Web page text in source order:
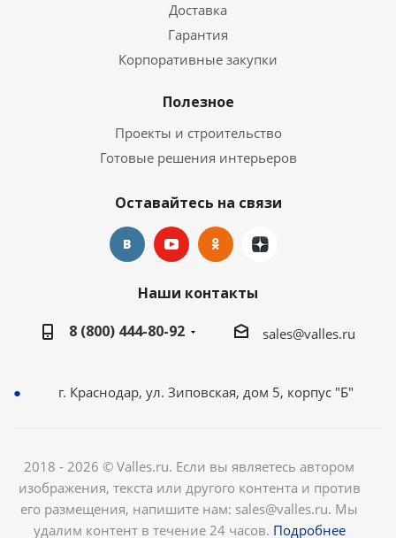
Доставка
Гарантия
Корпоративные закупки
Полезное
Проекты и строительство
Готовые решения интерьеров
Оставайтесь на связи
Наши контакты
8 (800) 444-80-92
sales@valles.ru
г. Краснодар, ул. Зиповская, дом 5, корпус "Б"
2018 - 2026 © Valles.ru. Если вы являетесь автором
изображения, текста или другого контента и против
его размещения, напишите нам: sales@valles.ru. Мы
удалим контент в течение 24 часов. Подробнее